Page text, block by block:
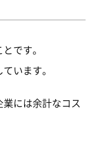
です。
います。
には余計なコス